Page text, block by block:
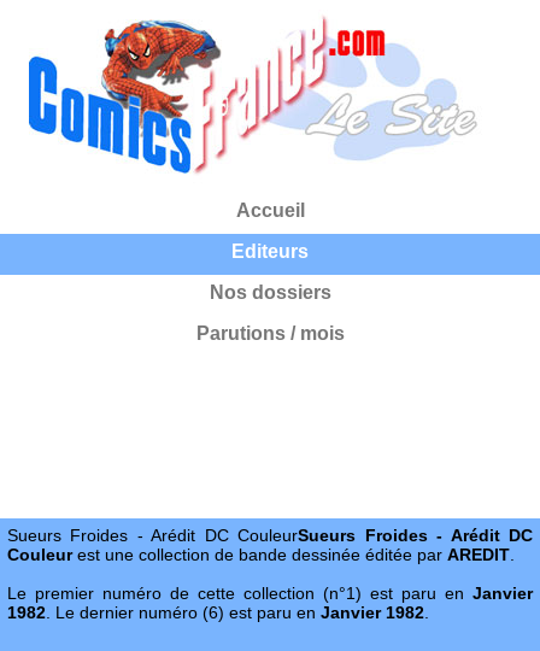
Accueil
Editeurs
Nos dossiers
Parutions / mois
Sueurs Froides - Arédit DC CouleurSueurs Froides - Arédit DC
Couleurest une collection de bande dessinée éditée par AREDIT
Le premier numéro de cette collection (n°1) est paru en Janvier
1982 . Le dernier numéro (6) est paru en Janvier 1982